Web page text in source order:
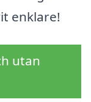
enklare!
utan